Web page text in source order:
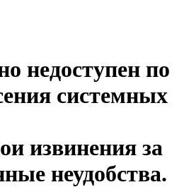
недоступен по
системных
извинения за
неудобства.